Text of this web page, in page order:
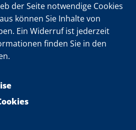
der Seite notwendige Cookies
können Sie Inhalte von
Ein Widerruf ist jederzeit
finden Sie in den